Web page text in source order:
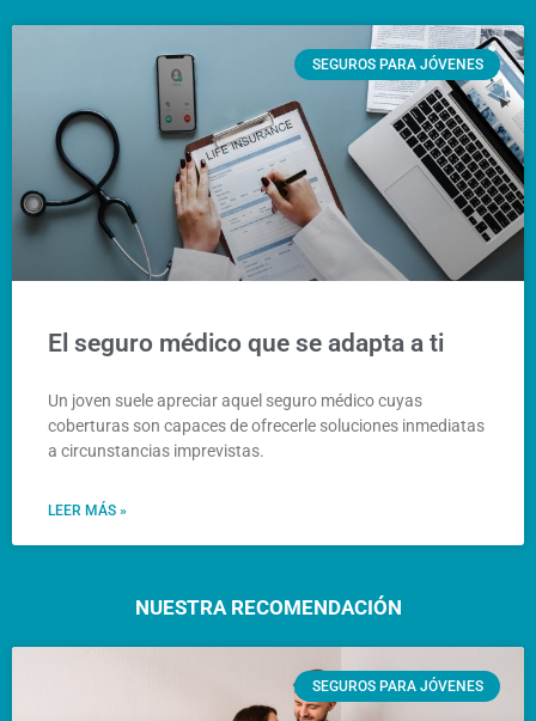
SEGUROS PARA JÓVENES
El seguro médico que se adapta a ti
Un joven suele apreciar aquel seguro médico cuyas
coberturas son capaces de ofrecerle soluciones inmediatas
a circunstancias imprevistas.
LEER MÁS »
NUESTRA RECOMENDACIÓN
SEGUROS PARA JÓVENES